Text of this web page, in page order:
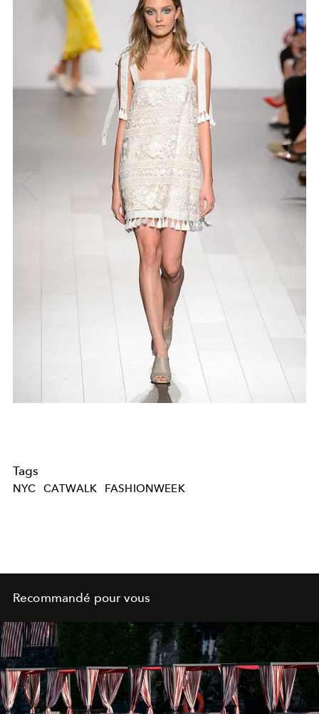
Tags
NYC CATWALK FASHIONWEEK
Recommandé pour vous